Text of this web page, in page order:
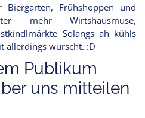
Frühshoppen und
mehr Wirtshausmuse,
Solangs ah kühls
allerdings wurscht. :D
Publikum
uns mitteilen